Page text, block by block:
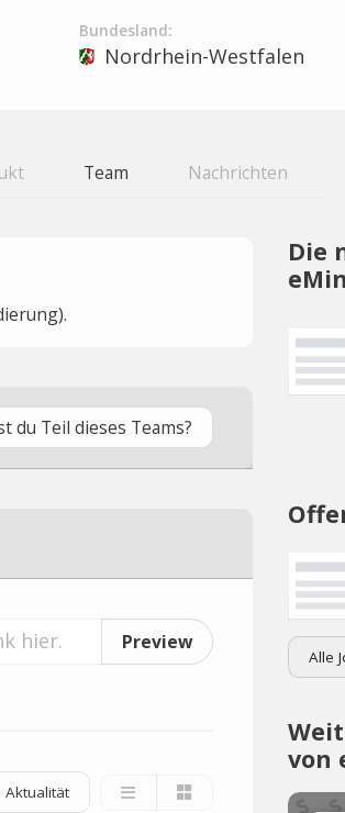
Bundesland:
Nordrhein-Westfalen
Team Nachrichten
du Teil dieses Teams?
Preview
Aktualität
Die
Alle
von